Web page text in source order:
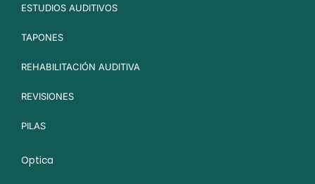
ESTUDIOS AUDITIVOS
TAPONES
REHABILITACIÓN AUDITIVA
REVISIONES
PILAS
Optica